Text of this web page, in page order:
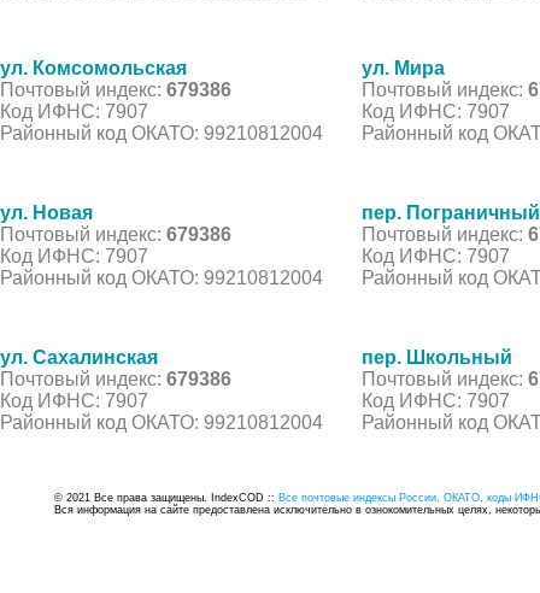
ул. Комсомольская
Почтовый индекс: 679386
Код ИФНС: 7907
Районный код ОКАТО: 99210812004
ул. Мира
Почтовый индекс:
Код ИФНС: 7907
Районный код
ул. Новая
Почтовый индекс: 679386
Код ИФНС: 7907
Районный код ОКАТО: 99210812004
пер. Пограничный
Почтовый индекс:
Код ИФНС: 7907
Районный код
ул. Сахалинская
Почтовый индекс: 679386
Код ИФНС: 7907
Районный код ОКАТО: 99210812004
пер. Школьный
Почтовый индекс:
Код ИФНС: 7907
Районный код
© 2021 Все права защищены. IndexCOD :: Все почтовые индексы России, ОКАТО, коды
Вся информация на сайте предоставлена исключительно в ознокомительных целях,